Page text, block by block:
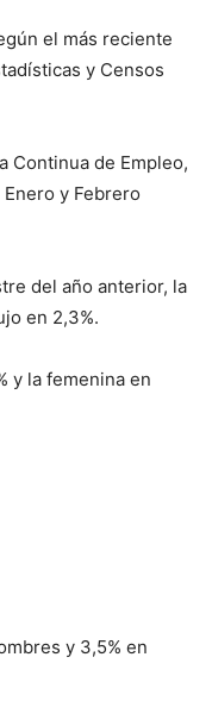
el más reciente
y Censos
Continua de Empleo,
y Febrero
del año anterior, la
en 2,3%.
y la femenina en
y 3,5% en